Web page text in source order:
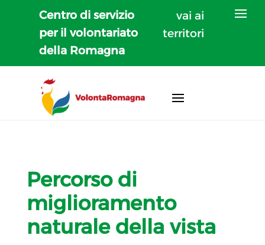
Centro di servizio
per il volontariato
della Romagna
vai ai
territori
Percorso di
miglioramento
naturale della vista